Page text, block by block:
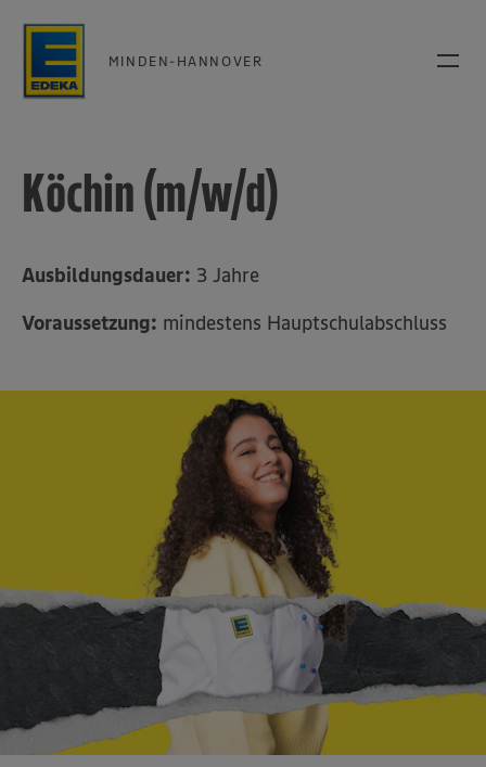
MINDEN-HANNOVER
Köchin (m/w/d)
Ausbildungsdauer: 3 Jahre
Voraussetzung: mindestens Hauptschulabschluss